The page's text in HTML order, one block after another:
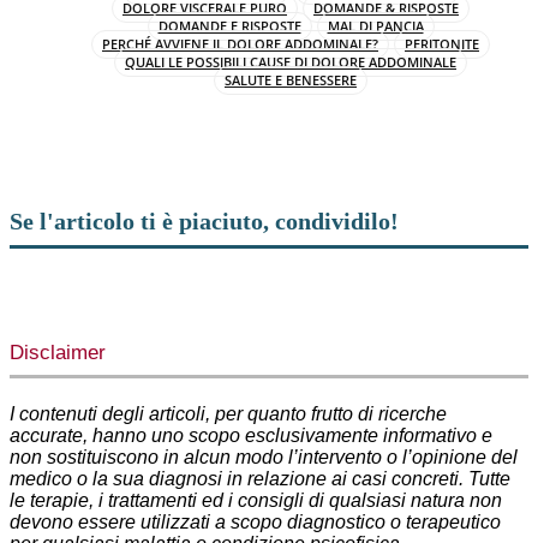
DOLORE VISCERALE PURO
DOMANDE & RISPOSTE
DOMANDE E RISPOSTE
MAL DI PANCIA
PERCHÉ AVVIENE IL DOLORE ADDOMINALE?
PERITONITE
QUALI LE POSSIBILI CAUSE DI DOLORE ADDOMINALE
SALUTE E BENESSERE
Se l'articolo ti è piaciuto, condividilo!
Disclaimer
I contenuti degli articoli, per quanto frutto di ricerche
accurate, hanno uno scopo esclusivamente informativo e
non sostituiscono in alcun modo l’intervento o l’opinione del
medico o la sua diagnosi in relazione ai casi concreti. Tutte
le terapie, i trattamenti ed i consigli di qualsiasi natura non
devono essere utilizzati a scopo diagnostico o terapeutico